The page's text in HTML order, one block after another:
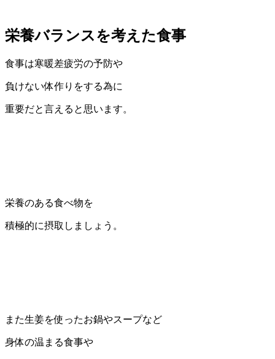
栄養バランスを考えた食事
食事は寒暖差疲労の予防や
負けない体作りをする為に
重要だと言えると思います。
栄養のある食べ物を
積極的に摂取しましょう。
また生姜を使ったお鍋やスープなど
身体の温まる食事や